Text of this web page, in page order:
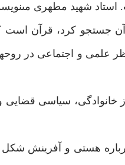
استاد شهيد مطهرى
جستجو كرد، قرآن است
علمى و اجتماعى در
درباره هستى و آفرينش